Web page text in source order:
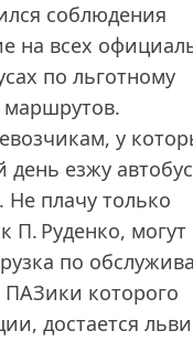
соблюдения
на всех
по льготному
маршрутов.
у
езжу
Не плачу только
П. Руденко, могут
по
ПАЗики которого
достается